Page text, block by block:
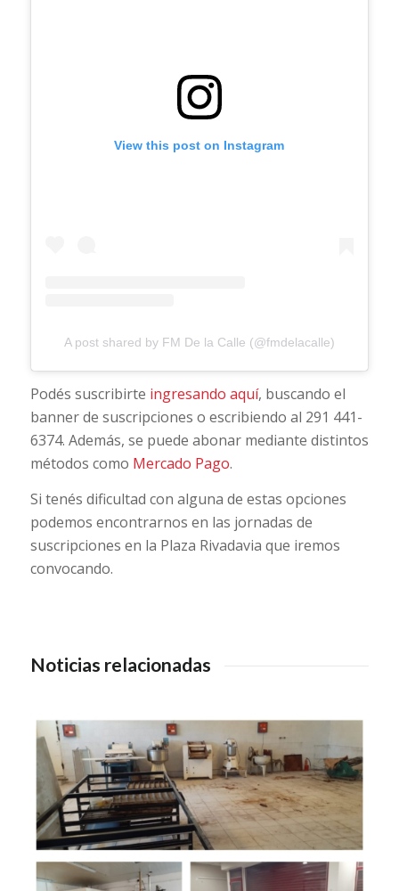
View this post on Instagram
A post shared by FM De la Calle (@fmdelacalle)
Podés suscribirte ingresando aquí, buscando el
banner de suscripciones o escribiendo al 291 441-
6374. Además, se puede abonar mediante distintos
métodos como Mercado Pago.
Si tenés dificultad con alguna de estas opciones
podemos encontrarnos en las jornadas de
suscripciones en la Plaza Rivadavia que iremos
convocando.
Noticias relacionadas